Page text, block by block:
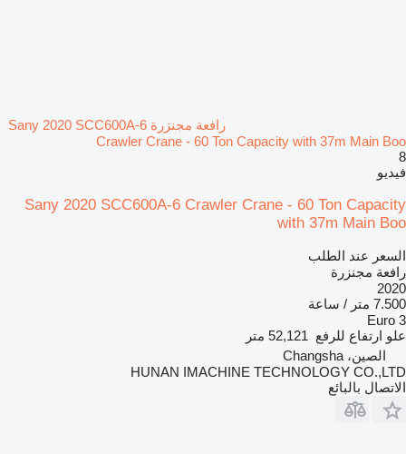
رافعة مجنزرة Sany 2020 SCC600A-6
Crawler Crane - 60 Ton Capacity with 37m Main Boo
8
فيديو
Sany 2020 SCC600A-6 Crawler Crane - 60 Ton Capacity
with 37m Main Boo
السعر عند الطلب
رافعة مجنزرة
2020
7.500 متر / ساعة
Euro 3
علو ارتفاع للرفع 52,121 متر
الصين، Changsha
HUNAN IMACHINE TECHNOLOGY CO.,LTD
الاتصال بالبائع